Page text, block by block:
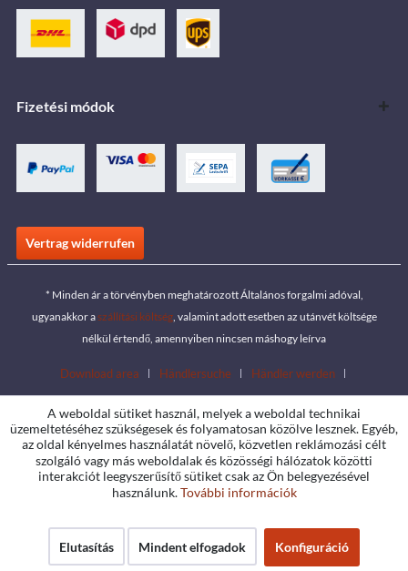
Fizetési módok
Vertrag widerrufen
* Minden ár a törvényben meghatározott Általános forgalmi adóval,
ugyanakkor aszállítási költség, valamint adott esetben az utánvét költsége
nélkül értendő, amennyiben nincsen máshogy leírva
Download area Händlersuche
Händler werden
A weboldal sütiket használ, melyek a weboldal technikai
üzemeltetéséhez szükségesek és folyamatosan közölve lesznek. Egyéb,
az oldal kényelmes használatát növelő, közvetlen reklámozási célt
szolgáló vagy más weboldalak és közösségi hálózatok közötti
interakciót leegyszerűsítő sütiket csak az Ön belegyezésével
használunk.További információk
Elutasítás Mindent elfogadok Konfiguráció